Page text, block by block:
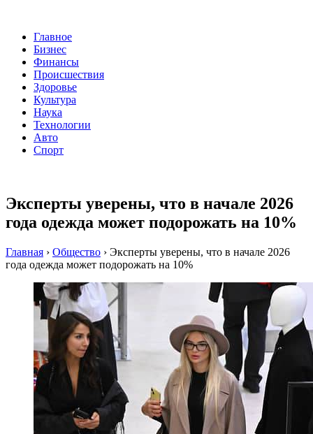
Главное
Бизнес
Финансы
Происшествия
Здоровье
Культура
Наука
Технологии
Авто
Спорт
Эксперты уверены, что в начале 2026
года одежда может подорожать на 10%
Главная › Общество › Эксперты уверены, что в начале 2026
года одежда может подорожать на 10%